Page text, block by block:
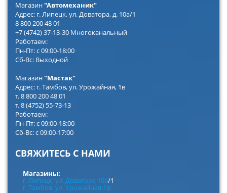
Магазин"Автомеханик"
Адрес: г. Липецк, ул. Доватора, д. 10а/1
8 800 200 48 01
+7 (4742) 37-13-30 Многоканальный
Работаем:
Пн-Пт: с 09:00-18:00
Сб-Вс: Выходной
Магазин"Мастак"
Адрес: г. Тамбов, ул. Урожайная, 1в
т. 8 800 200 48 01
т. 8 (4752) 55-73-13
Работаем:
Пн-Пт: с 09:00-18:00
Сб-Вс: с 09:00-17:00
СВЯЖИТЕСЬ С НАМИ
Магазины:
г. Липецк, ул. Доватора 10а/1
г. Тамбов, ул. Урожайная 1в